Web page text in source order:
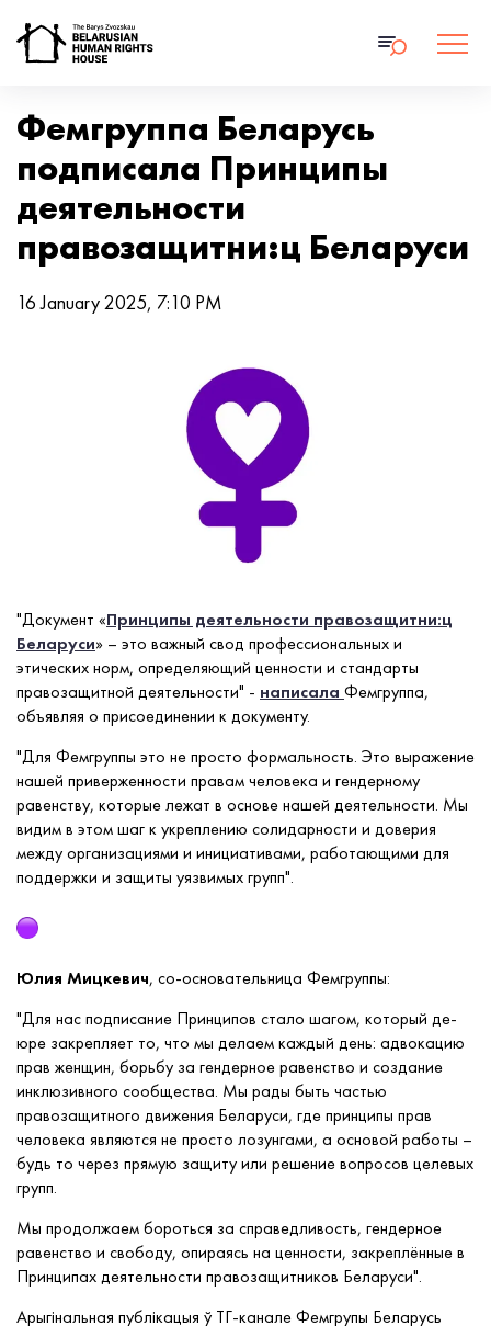
Фемгруппа Беларусь
подписала Принципы
деятельности
правозащитни:ц Беларуси
16 January 2025, 7:10 PM
"Документ «Принципы деятельности правозащитни:ц
Беларуси» – это важный свод профессиональных и
этических норм, определяющий ценности и стандарты
правозащитной деятельности" - написала Фемгруппа,
объявляя о присоединении к документу.
"Для Фемгруппы это не просто формальность. Это выражение
нашей приверженности правам человека и гендерному
равенству, которые лежат в основе нашей деятельности. Мы
видим в этом шаг к укреплению солидарности и доверия
между организациями и инициативами, работающими для
поддержки и защиты уязвимых групп".
Юлия Мицкевич, со-основательница Фемгруппы:
"Для нас подписание Принципов стало шагом, который де-
юре закрепляет то, что мы делаем каждый день: адвокацию
прав женщин, борьбу за гендерное равенство и создание
инклюзивного сообщества. Мы рады быть частью
правозащитного движения Беларуси, где принципы прав
человека являются не просто лозунгами, а основой работы –
будь то через прямую защиту или решение вопросов целевых
групп.
Мы продолжаем бороться за справедливость, гендерное
равенство и свободу, опираясь на ценности, закреплённые в
Принципах деятельности правозащитников Беларуси".
Арыгінальная публікацыя ў ТГ-канале Фемгрупы Беларусь